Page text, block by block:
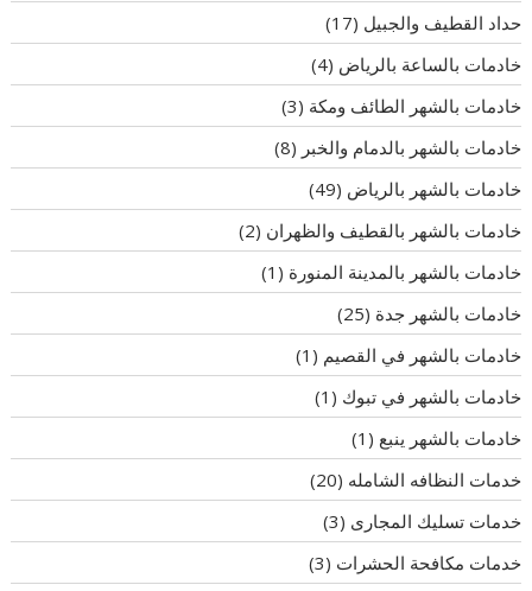
حداد القطيف والجبيل (17)
خادمات بالساعة بالرياض (4)
خادمات بالشهر الطائف ومكة (3)
خادمات بالشهر بالدمام والخبر (8)
خادمات بالشهر بالرياض (49)
خادمات بالشهر بالقطيف والظهران (2)
خادمات بالشهر بالمدينة المنورة (1)
خادمات بالشهر جدة (25)
خادمات بالشهر في القصيم (1)
خادمات بالشهر في تبوك (1)
خادمات بالشهر ينبع (1)
خدمات النظافه الشامله (20)
خدمات تسليك المجارى (3)
خدمات مكافحة الحشرات (3)